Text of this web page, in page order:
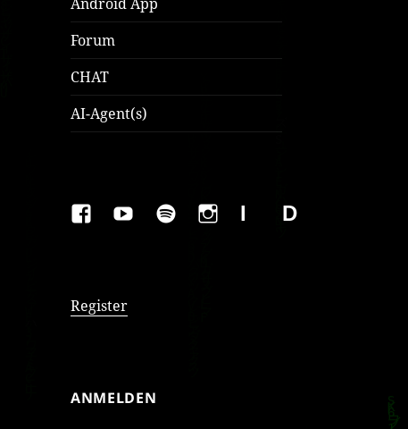
Forum
CHAT
AI-Agent(s)
FAKEBOOK
YOUTUBESPOTIFYINSTAGRAM
IMPRESSUM
Register
ANMELDEN